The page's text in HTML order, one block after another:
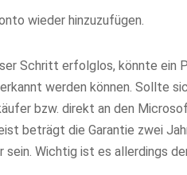
wieder hinzuzufügen.
Schritt erfolglos, könnte ein
werden können. Sollte
bzw. direkt an den
beträgt die Garantie zwei
sein. Wichtig ist es allerdings